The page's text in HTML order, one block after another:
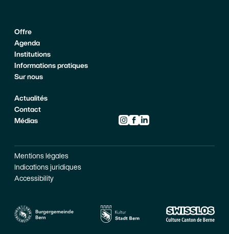
Offre
Agenda
Institutions
Informations pratiques
Sur nous
Actualités
Contact
Médias
Instagram
(ouvre dans une nouvelle fenêtre)
Facebook
(ouvre dans une nouvelle
Linkedin
(ouvre dans une nouvelle
Mentions légales
Indications juridiques
Accessibility(ouvre dans une nouvelle fenêtre)